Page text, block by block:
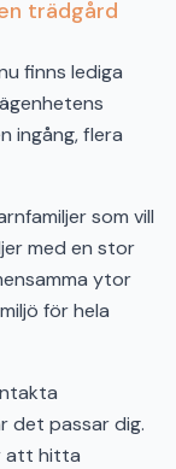
trädgård
finns lediga
ingång, flera
som vill
med en stor
ytor
för hela
det passar dig.
att hitta